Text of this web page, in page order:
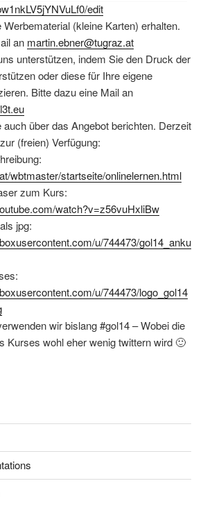
edit
(kleine Karten) erhalten.
an martin.ebner@tugraz.at
unterstützen, indem Sie den Druck der
oder diese für Ihre eigene
Bitte dazu eine Mail an
auch über das Angebot berichten. Derzeit
(freien) Verfügung:
wbtmaster/startseite/onlinelernen.html
zum Kurs:
watch?v=z56vuHxliBw
jpg:
u/744473/gol14_anku
u/744473/logo_gol14
wir bislang #gol14 – Wobei die
Kurses wohl eher wenig twittern wird 🙂